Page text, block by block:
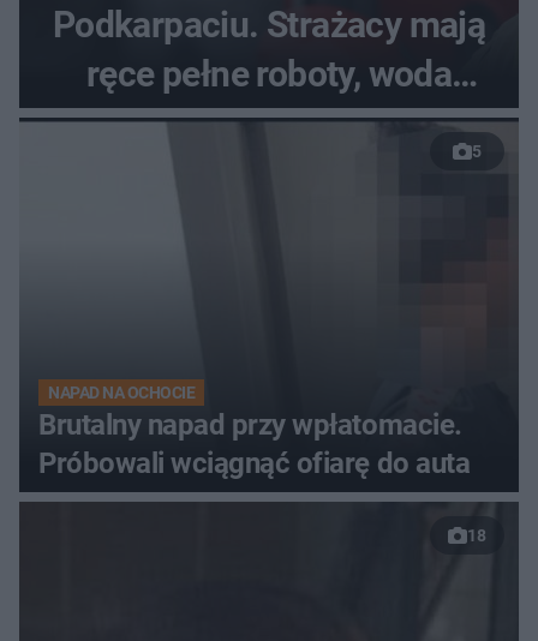
Podkarpaciu. Strażacy mają
ręce pełne roboty, woda
zalewa posesje i budynki
5
NAPAD NA OCHOCIE
Brutalny napad przy wpłatomacie.
Próbowali wciągnąć ofiarę do auta
18